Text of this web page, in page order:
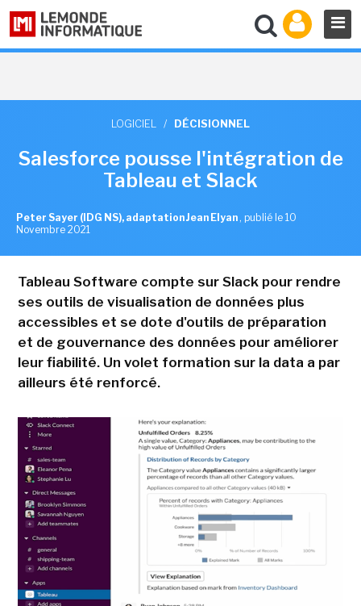
LOGICIEL / DÉCISIONNEL
Salesforce pousse l'intégration de
Tableau et Slack
Peter Sayer (IDG NS), adaptation Jean Elyan , publié le 10
Novembre 2021
Tableau Software compte sur Slack pour rendre
ses outils de visualisation de données plus
accessibles et se dote d'outils de préparation
et de gouvernance des données pour améliorer
leur fiabilité. Un volet formation sur la data a par
ailleurs été renforcé.